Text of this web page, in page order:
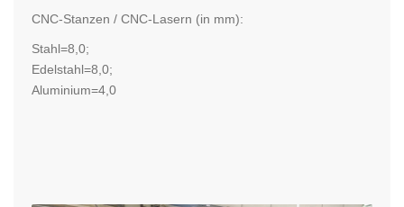
CNC-Stanzen / CNC-Lasern (in mm):
Stahl=8,0;
Edelstahl=8,0;
Aluminium=4,0